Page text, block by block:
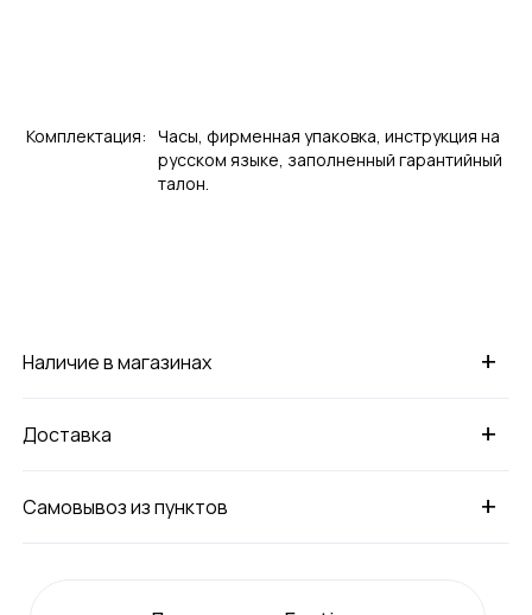
Комплектация: Часы, фирменная упаковка, инструкция на
русском языке, заполненный гарантийный
талон.
+
Наличие в магазинах
+
Доставка
+
Самовывоз из пунктов